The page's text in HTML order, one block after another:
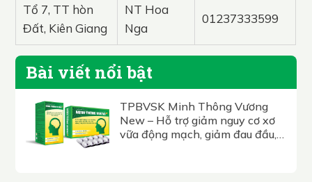
Tổ 7, TT hòn
Đất, Kiên Giang
NT Hoa
Nga
01237333599
Bài viết nổi bật
TPBVSK Minh Thông Vương
New – Hỗ trợ giảm nguy cơ xơ
vữa động mạch, giảm đau đầu,